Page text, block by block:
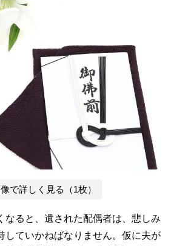
で詳しく見る（1枚）
なると、遺された配偶者は、悲しみ
していかねばなりません。仮に夫が